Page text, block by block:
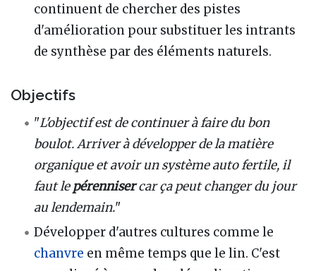
continuent de chercher des pistes
d'amélioration pour substituer les intrants
de synthèse par des éléments naturels.
Objectifs
"L'objectif est de continuer à faire du bon
boulot. Arriver à développer de la matière
organique et avoir un système auto fertile, il
faut lepérennisercar ça peut changer du jour
au lendemain."
Développer d'autres cultures comme le
chanvre en même temps que le lin. C'est